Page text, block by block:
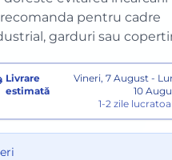
pentru cadre
garduri sau
Livrare
estimată
Vineri, 7 August -
10
1-2 zile